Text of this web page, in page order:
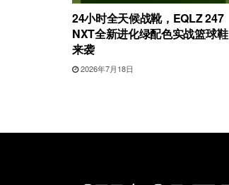
24小时全天候战靴，EQLZ 247
NXT全新进化绿配色实战篮球鞋
来袭
2026年7月18日